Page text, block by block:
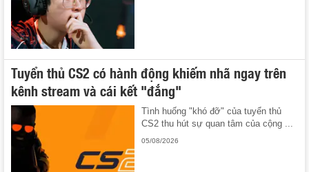
Tuyển thủ CS2 có hành động khiếm nhã ngay trên
kênh stream và cái kết "đắng"
Tình huống "khó đỡ" của tuyển thủ
CS2 thu hút sự quan tâm của cộng ...
05/08/2026